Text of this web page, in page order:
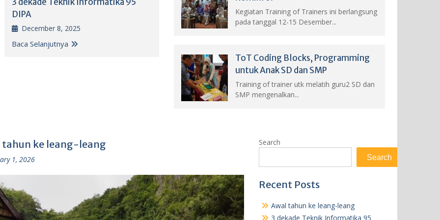
DIPA
December 8, 2025
Baca Selanjutnya
Kegiatan Training of Trainers ini berlangsung
pada tanggal 12-15 Desember...
ToT Coding Blocks, Programming
untuk Anak SD dan SMP
Training of trainer utk melatih guru2 SD dan
SMP mengenalkan...
tahun ke leang-leang
1, 2026
Search
Search
Recent Posts
Awal tahun ke leang-leang
3 dekade Teknik Informatika 95